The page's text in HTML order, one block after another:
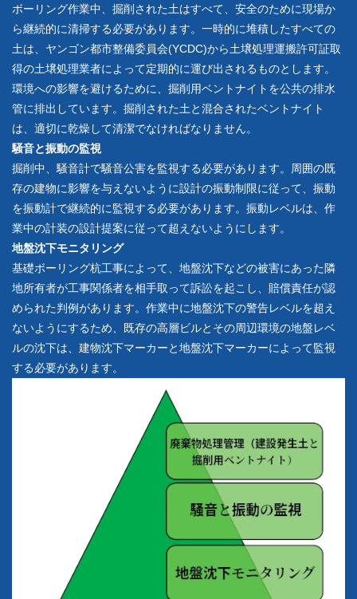
ボーリング作業中、掘削された土はすべて、安全のために現場か
ら継続的に清掃する必要があります。一時的に堆積したすべての
土は、ヤンゴン都市整備委員会(YCDC)から土壌処理運搬許可証取
得の土壌処理業者によって定期的に運び出されるものとします。
環境への影響を避けるために、掘削用ベントナイトを公共の排水
管に排出しています。掘削された土と混合されたベントナイト
は、適切に乾燥して清潔でなければなりません。
騒音と振動の監視
掘削中、騒音計で騒音公害を監視する必要があります。周囲の既
存の建物に影響を与えないように設計の振動制限に従って、振動
を振動計で継続的に監視する必要があります。振動レベルは、作
業中の計装の設計提案に従って超えないようにします。
地盤沈下モニタリング
基礎ボーリング杭工事によって、地盤沈下などの被害にあった隣
地所有者が工事関係者を相手取って訴訟を起こし、賠償責任が認
められた判例があります。作業中に地盤沈下の警告レベルを超え
ないようにするため、既存の高層ビルとその周辺環境の地盤レベ
ルの沈下は、建物沈下マーカーと地盤沈下マーカーによって監視
する必要があります。